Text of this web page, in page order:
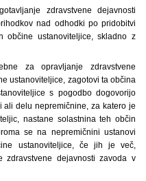
zdravstvene dejavnosti
nad odhodki po pridobitvi
občine ustanoviteljice, skladno z
za opravljanje zdravstvene
ustanoviteljice, zagotovi ta občina
s pogodbo dogovorijo
ali delu nepremičnine, za katero je
nastane solastnina teh občin
se na nepremičnini ustanovi
ustanoviteljice, če jih je več,
zdravstvene dejavnosti zavoda v